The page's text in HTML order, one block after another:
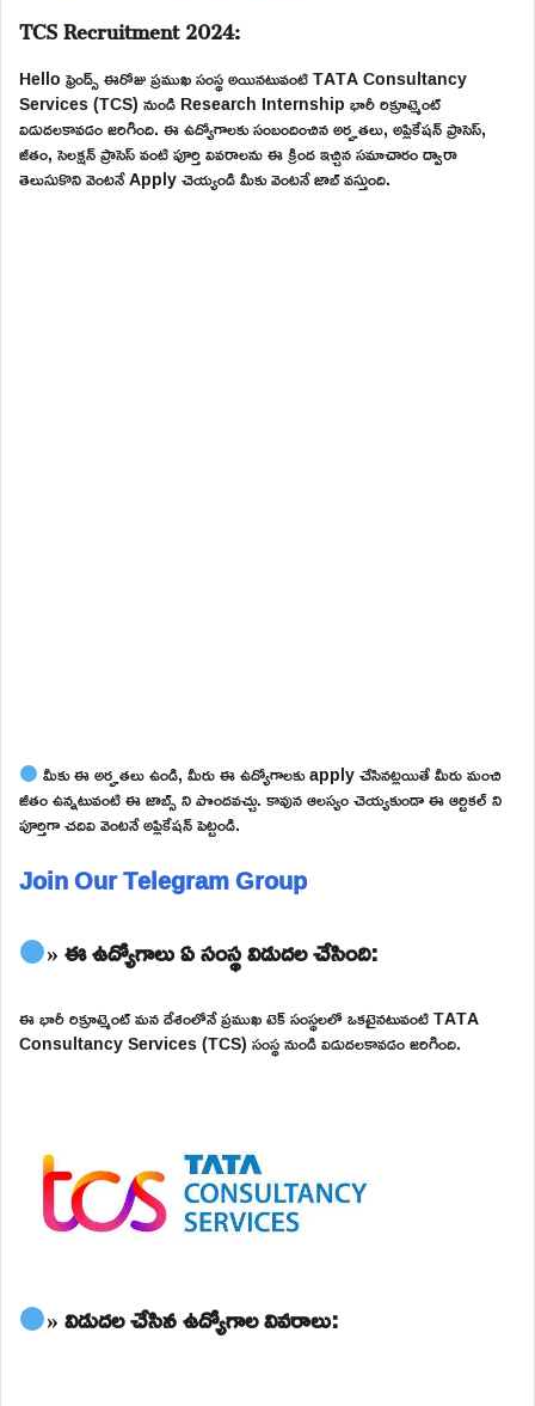
TCS Recruitment 2024:
Hello ఫ్రెండ్స్ ఈరోజు ప్రముఖ సంస్థ అయినటువంటి TATA Consultancy
Services (TCS) నుండి Research Internship భారీ రిక్రూట్మెంట్
విడుదలకావడం జరిగింది. ఈ ఉద్యోగాలకు సంబందించిన అర్హతలు, అప్లికేషన్ ప్రాసెస్,
జీతం, సెలక్షన్ ప్రాసెస్ వంటి పూర్తి వివరాలను ఈ క్రింద ఇచ్చిన సమాచారం ద్వారా
తెలుసుకొని వెంటనే Apply చెయ్యండి మీకు వెంటనే జాబ్ వస్తుంది.
మీకు ఈ అర్హతలు ఉండి, మీరు ఈ ఉద్యోగాలకు apply చేసినట్లయితే మీరు మంచి
జీతం ఉన్నటువంటి ఈ జాబ్స్ ని పొందవచ్చు. కావున ఆలస్యం చెయ్యకుండా ఈ ఆర్టికల్ ని
పూర్తిగా చదివి వెంటనే అప్లికేషన్ పెట్టండి.
Join Our Telegram Group
» ఈ ఉద్యోగాలు ఏ సంస్థ విడుదల చేసింది:
ఈ భారీ రిక్రూట్మెంట్ మన దేశంలోనే ప్రముఖ టెక్ సంస్థలలో ఒకటైనటువంటి TATA
Consultancy Services (TCS) సంస్థ నుండి విడుదలకావడం జరిగింది.
» విడుదల చేసిన ఉద్యోగాల వివరాలు: